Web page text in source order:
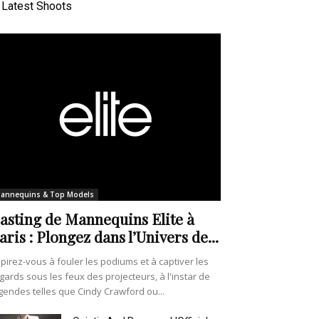
Latest Shoots
& Top Models
de Mannequins Elite à
: Plongez dans l’Univers de...
vous à fouler les podiums et à captiver les
sous les feux des projecteurs, à l'instar de
telles que Cindy Crawford ou...